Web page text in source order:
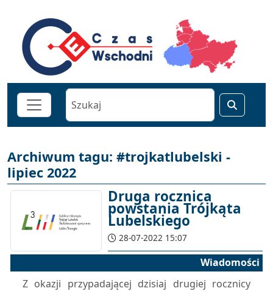
Archiwum tagu: #trojkatlubelski -
lipiec 2022
Druga rocznica
powstania Trójkąta
Lubelskiego
28-07-2022 15:07
Wiadomości
Z okazji przypadającej dzisiaj drugiej rocznicy